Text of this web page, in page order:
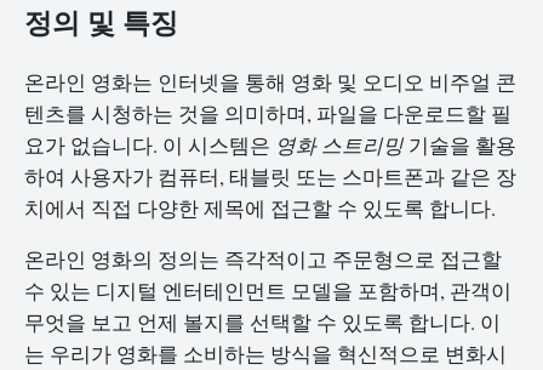
정의 및 특징
온라인 영화는 인터넷을 통해 영화 및 오디오 비주얼 콘
텐츠를 시청하는 것을 의미하며, 파일을 다운로드할 필
요가 없습니다. 이 시스템은 영화 스트리밍기술을 활용
하여 사용자가 컴퓨터, 태블릿 또는 스마트폰과 같은 장
치에서 직접 다양한 제목에 접근할 수 있도록 합니다.
온라인 영화의 정의는 즉각적이고 주문형으로 접근할
수 있는 디지털 엔터테인먼트 모델을 포함하며, 관객이
무엇을 보고 언제 볼지를 선택할 수 있도록 합니다. 이
는 우리가 영화를 소비하는 방식을 혁신적으로 변화시